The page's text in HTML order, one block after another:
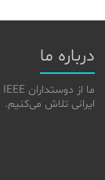
درباره ما
ایرانی تلاش می‌کنیم.